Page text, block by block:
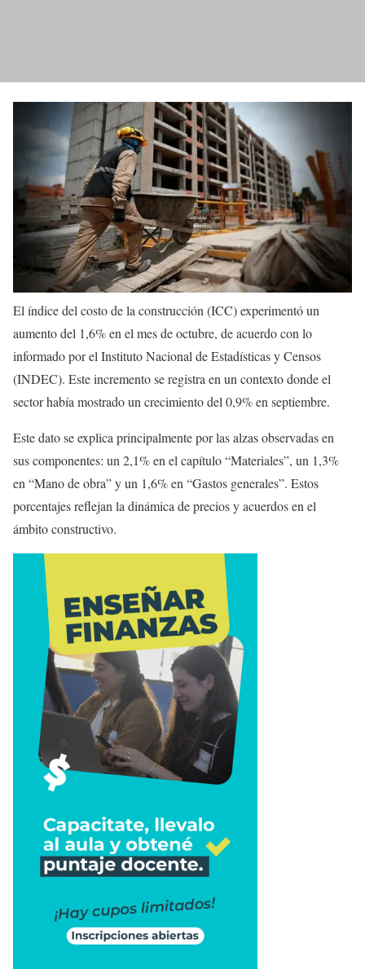
El índice del costo de la construcción (ICC) experimentó un
aumento del 1,6% en el mes de octubre, de acuerdo con lo
informado por el Instituto Nacional de Estadísticas y Censos
(INDEC). Este incremento se registra en un contexto donde el
sector había mostrado un crecimiento del 0,9% en septiembre.
Este dato se explica principalmente por las alzas observadas en
sus componentes: un 2,1% en el capítulo “Materiales”, un 1,3%
en “Mano de obra” y un 1,6% en “Gastos generales”. Estos
porcentajes reflejan la dinámica de precios y acuerdos en el
ámbito constructivo.